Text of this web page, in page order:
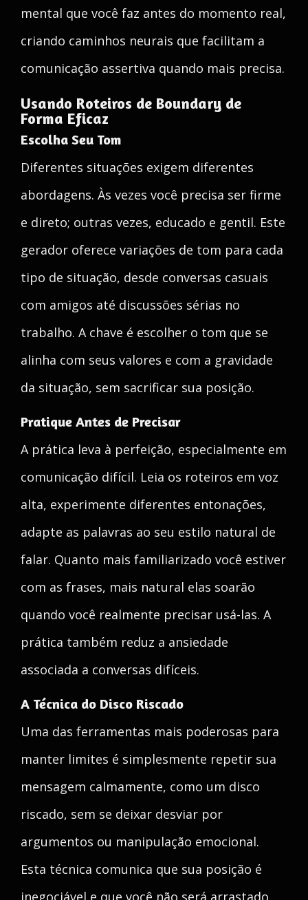
mental que você faz antes do momento real,
criando caminhos neurais que facilitam a
comunicação assertiva quando mais precisa.
Usando Roteiros de Boundary de
Forma Eficaz
Escolha Seu Tom
Diferentes situações exigem diferentes
abordagens. Às vezes você precisa ser firme
e direto; outras vezes, educado e gentil. Este
gerador oferece variações de tom para cada
tipo de situação, desde conversas casuais
com amigos até discussões sérias no
trabalho. A chave é escolher o tom que se
alinha com seus valores e com a gravidade
da situação, sem sacrificar sua posição.
Pratique Antes de Precisar
A prática leva à perfeição, especialmente em
comunicação difícil. Leia os roteiros em voz
alta, experimente diferentes entonações,
adapte as palavras ao seu estilo natural de
falar. Quanto mais familiarizado você estiver
com as frases, mais natural elas soarão
quando você realmente precisar usá-las. A
prática também reduz a ansiedade
associada a conversas difíceis.
A Técnica do Disco Riscado
Uma das ferramentas mais poderosas para
manter limites é simplesmente repetir sua
mensagem calmamente, como um disco
riscado, sem se deixar desviar por
argumentos ou manipulação emocional.
Esta técnica comunica que sua posição é
inegociável e que você não será arrastado